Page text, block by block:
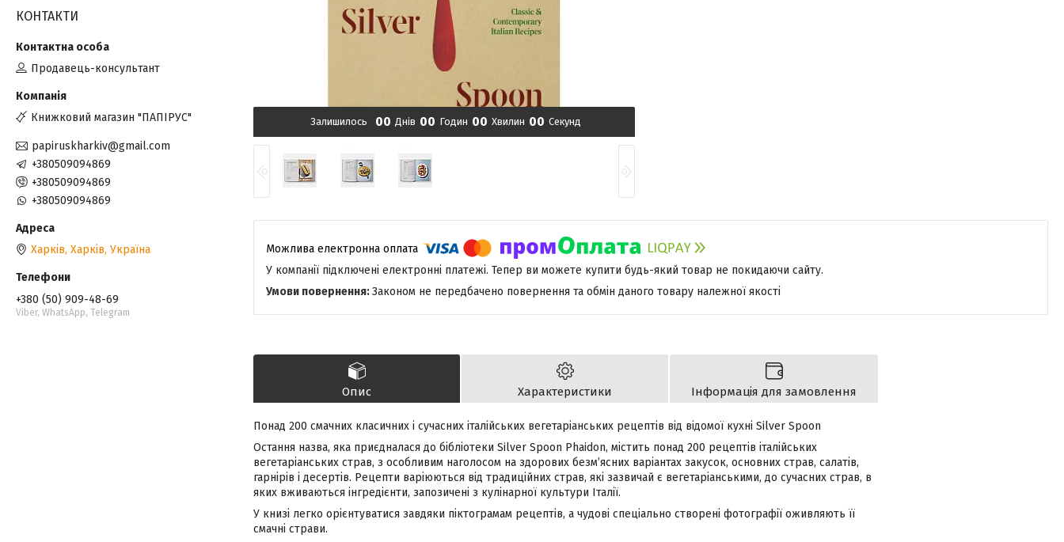
Залишилось 00 Днів 00 Годин 00 Хвилин 00 Секунд
У компанії підключені електронні платежі. Тепер ви можете купити будь-який товар не покидаючи сайту.
Законом не передбачено повернення та обмін даного товару належної якості
Опис Характеристики Інформація для замовлення
Понад 200 смачних класичних і сучасних італійських вегетаріанських рецептів від відомої кухні Silver Spoon
Остання назва, яка приєдналася до бібліотеки Silver Spoon Phaidon, містить понад 200 рецептів італійських
вегетаріанських страв, з особливим наголосом на здорових безм’ясних варіантах закусок, основних страв, салатів,
гарнірів і десертів. Рецепти варіюються від традиційних страв, які зазвичай є вегетаріанськими, до сучасних страв, в
яких вживаються інгредієнти, запозичені з кулінарної культури Італії.
У книзі легко орієнтуватися завдяки піктограмам рецептів, а чудові спеціально створені фотографії оживляють її
смачні страви.
КОНТАКТИ
Продавець-консультант
Книжковий магазин "ПАПІРУС"
papiruskharkiv@gmail.com
+380509094869
+380509094869
+380509094869
Харків, Харків, Україна
+380 (50) 909-48-69
Viber, WhatsApp, Telegram